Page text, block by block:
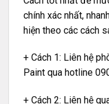
chính xác nhất,
hiện theo các cách
+ Cách 1: Liên hệ
Paint qua hotline
+ Cách 2: Liên hệ